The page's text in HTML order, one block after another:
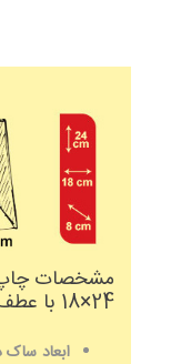
مشخصات
24×18 با عطف 8 :
ابعاد